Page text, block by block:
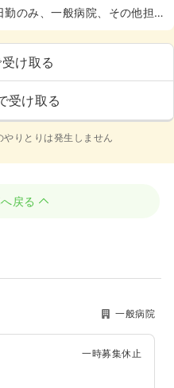
のみ、一般病院、その他担
け取る
受け取る
りとりは発生しません
戻る
一般病院
一時募集休止